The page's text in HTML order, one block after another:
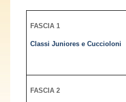
FASCIA 1
Classi Juniores e Cuccioloni
FASCIA 2